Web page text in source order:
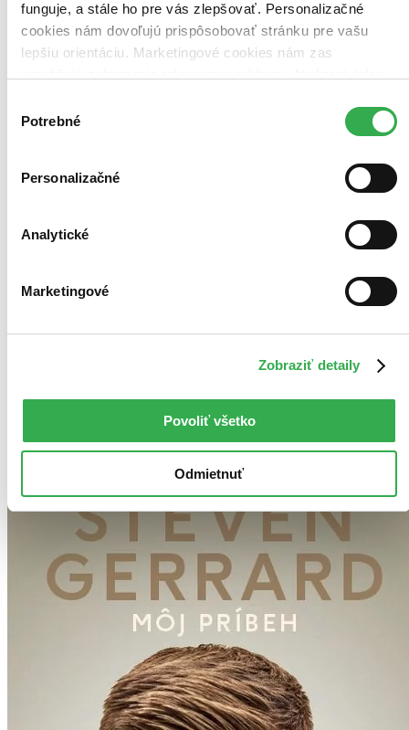
funguje, a stále ho pre vás zlepšovať. Personalizačné
cookies nám dovoľujú prispôsobovať stránku pre vašu
lepšiu orientáciu. Marketingové cookies nám zas
keby sme mohli používať všetky tieto cookies. Ďakujeme!
súhlasu
Potrebné
Personalizačné
Analytické
Marketingové
Zobraziť detaily
Povoliť všetko
Odmietnuť